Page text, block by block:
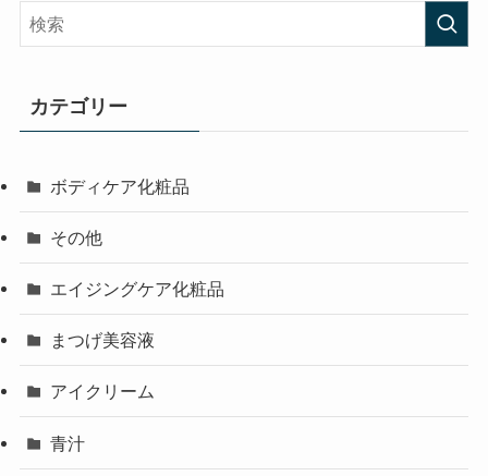
カテゴリー
ボディケア化粧品
その他
エイジングケア化粧品
まつげ美容液
アイクリーム
青汁